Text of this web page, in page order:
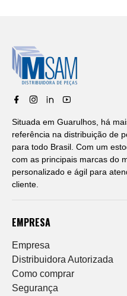
Situada em Guarulhos, há
referência na distribuição de
para todo Brasil. Com um
com as principais marcas do
personalizado e ágil para
cliente.
EMPRESA
Empresa
Distribuidora Autorizada
Como comprar
Segurança